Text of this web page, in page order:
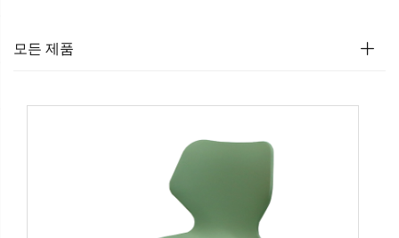
모든 제품